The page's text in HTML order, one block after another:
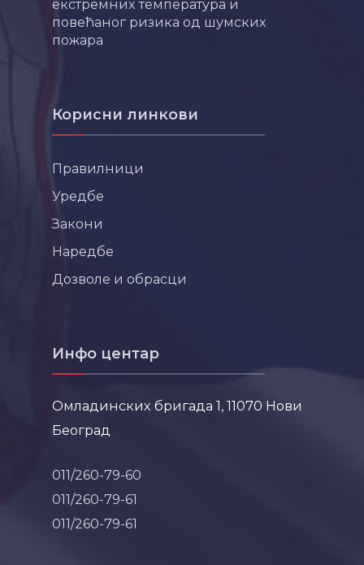
екстремних температура и
повећаног ризика од шумских
пожара
Корисни линкови
Правилници
Уредбе
Закони
Наредбе
Дозволе и обрасци
Инфо центар
Омладинских бригада 1, 11070 Нови
Београд
011/260-79-60
011/260-79-61
011/260-79-61